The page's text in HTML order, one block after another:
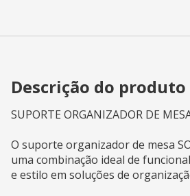
Descrição do produto
SUPORTE ORGANIZADOR DE
O suporte organizador de mesa
uma combinação ideal de
e estilo em soluções de